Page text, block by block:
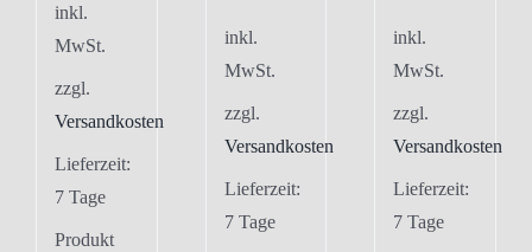
inkl.
MwSt.
zzgl.
Versandkosten
Lieferzeit:
7 Tage
Produkt
inkl.
MwSt.
zzgl.
Versandkosten
Lieferzeit:
7 Tage
inkl.
MwSt.
zzgl.
Versandkosten
Lieferzeit:
7 Tage